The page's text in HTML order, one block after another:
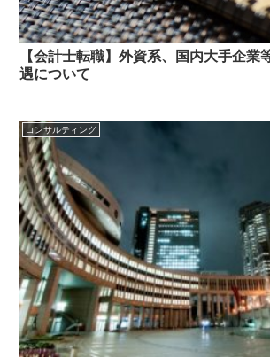
【会計士転職】外資系、国内大手企業
遇について
コンサルティング